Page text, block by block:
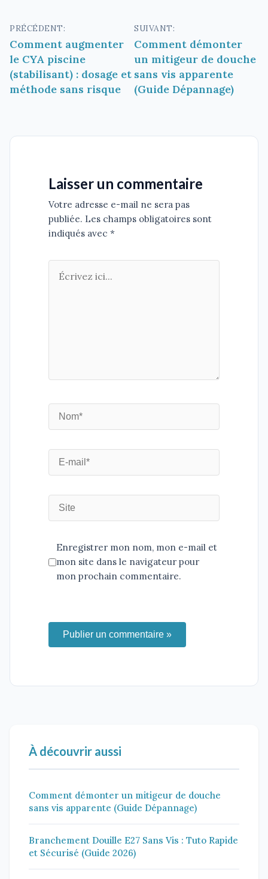
Navigation
de
l’article
PRÉCÉDENT:
Comment augmenter
le CYA piscine
(stabilisant) : dosage et
méthode sans risque
SUIVANT:
Comment démonter
un mitigeur de douche
sans vis apparente
(Guide Dépannage)
Laisser un commentaire
Votre adresse e-mail ne sera pas
publiée. Les champs obligatoires sont
indiqués avec *
Enregistrer mon nom, mon e-mail et
mon site dans le navigateur pour
mon prochain commentaire.
Publier un commentaire »
À découvrir aussi
Comment démonter un mitigeur de douche
sans vis apparente (Guide Dépannage)
Branchement Douille E27 Sans Vis : Tuto Rapide
et Sécurisé (Guide 2026)